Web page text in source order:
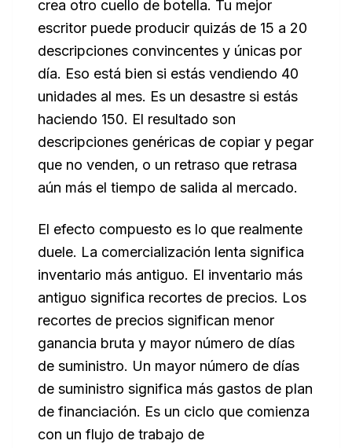
crea otro cuello de botella. Tu mejor
escritor puede producir quizás de 15 a 20
descripciones convincentes y únicas por
día. Eso está bien si estás vendiendo 40
unidades al mes. Es un desastre si estás
haciendo 150. El resultado son
descripciones genéricas de copiar y pegar
que no venden, o un retraso que retrasa
aún más el tiempo de salida al mercado.
El efecto compuesto es lo que realmente
duele. La comercialización lenta significa
inventario más antiguo. El inventario más
antiguo significa recortes de precios. Los
recortes de precios significan menor
ganancia bruta y mayor número de días
de suministro. Un mayor número de días
de suministro significa más gastos de plan
de financiación. Es un ciclo que comienza
con un flujo de trabajo de